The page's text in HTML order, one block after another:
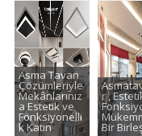
Asma Tavan
Çözümleriyle
Mekânlarınız
a Estetik ve
Fonksiyonelli
k Katın
r ,
Bir